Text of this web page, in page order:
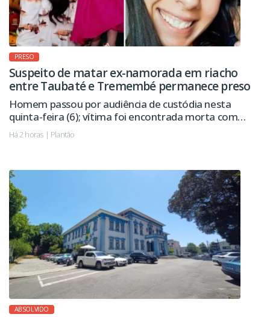
PRESO
Suspeito de matar ex-namorada em riacho
entre Taubaté e Tremembé permanece preso
Homem passou por audiência de custódia nesta
quinta-feira (6); vítima foi encontrada morta com
sinais de violência.
Há 2 horas | Plantão
ABSOLVIDO